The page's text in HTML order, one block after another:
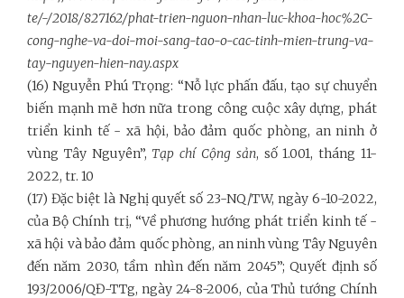
te/-/2018/827162/phat-trien-nguon-nhan-luc-khoa-hoc%2C-
cong-nghe-va-doi-moi-sang-tao-o-cac-tinh-mien-trung-va-
tay-nguyen-hien-nay.aspx
(16) Nguyễn Phú Trọng: “Nỗ lực phấn đấu, tạo sự chuyển
biến mạnh mẽ hơn nữa trong công cuộc xây dựng, phát
triển kinh tế - xã hội, bảo đảm quốc phòng, an ninh ở
vùng Tây Nguyên”, Tạp chí Cộng sản, số 1.001, tháng 11-
2022, tr. 10
(17) Đặc biệt là Nghị quyết số 23-NQ/TW, ngày 6-10-2022,
của Bộ Chính trị, “Về phương hướng phát triển kinh tế -
xã hội và bảo đảm quốc phòng, an ninh vùng Tây Nguyên
đến năm 2030, tầm nhìn đến năm 2045”; Quyết định số
193/2006/QĐ-TTg, ngày 24-8-2006, của Thủ tướng Chính